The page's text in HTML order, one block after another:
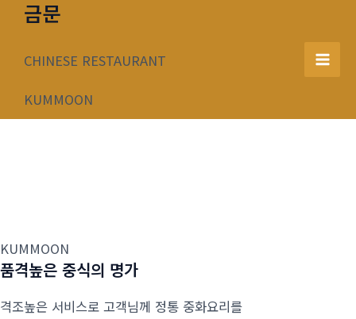
너
금문
CHINESE RESTAURANT
KUMMOON
Main
KUMMOON
품격높은 중식의 명가
격조높은 서비스로 고객님께 정통 중화요리를